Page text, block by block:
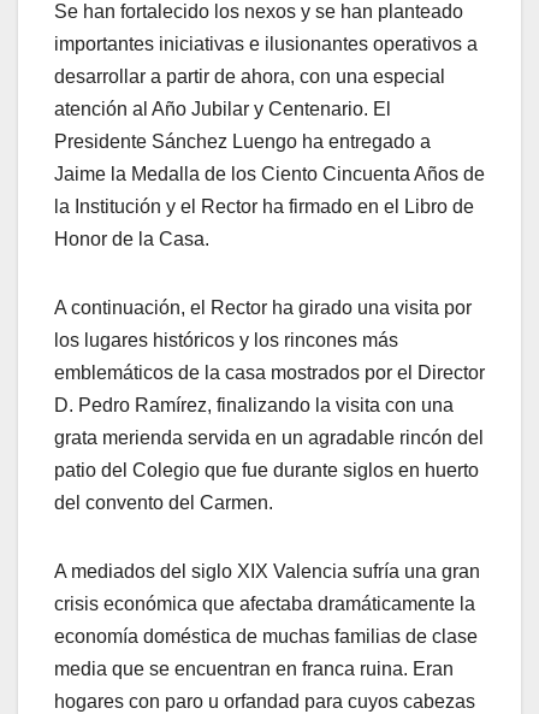
Se han fortalecido los nexos y se han planteado
importantes iniciativas e ilusionantes operativos a
desarrollar a partir de ahora, con una especial
atención al Año Jubilar y Centenario. El
Presidente Sánchez Luengo ha entregado a
Jaime la Medalla de los Ciento Cincuenta Años de
la Institución y el Rector ha firmado en el Libro de
Honor de la Casa.
A continuación, el Rector ha girado una visita por
los lugares históricos y los rincones más
emblemáticos de la casa mostrados por el Director
D. Pedro Ramírez, finalizando la visita con una
grata merienda servida en un agradable rincón del
patio del Colegio que fue durante siglos en huerto
del convento del Carmen.
A mediados del siglo XIX Valencia sufría una gran
crisis económica que afectaba dramáticamente la
economía doméstica de muchas familias de clase
media que se encuentran en franca ruina. Eran
hogares con paro u orfandad para cuyos cabezas